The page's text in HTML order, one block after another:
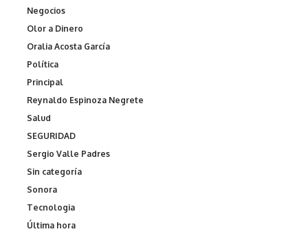
Negocios
Olor a Dinero
Oralia Acosta García
Política
Principal
Reynaldo Espinoza Negrete
Salud
SEGURIDAD
Sergio Valle Padres
Sin categoría
Sonora
Tecnologia
Última hora